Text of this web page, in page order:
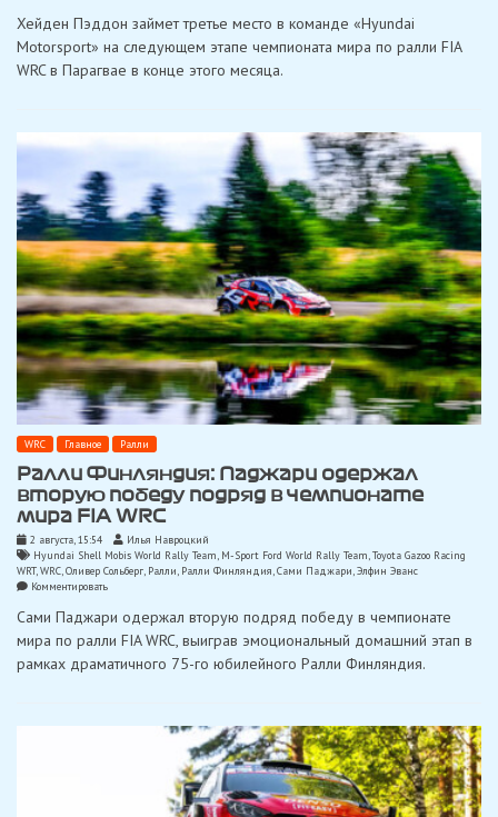
обеспечил
дополнительное
участие
с
Хейден Пэддон займет третье место в команде «Hyundai
Motorsport» на следующем этапе чемпионата мира по ралли FIA
WRC в Парагвае в конце этого месяца.
WRC Главное Ралли
Ралли Финляндия: Паджари одержал
вторую победу подряд в чемпионате
мира FIA WRC
2 августа, 15:54
Илья Навроцкий
Hyundai Shell Mobis World Rally Team, M-Sport Ford World Rally Team,Toyota Gazoo Racing
WRT,WRC,Оливер Сольберг, Ралли, Ралли Финляндия,Сами Паджари,Элфин Эванс
Комментироватьon
Финляндия:
Паджари
одержал
вторую
чемпионате
Сами Паджари одержал вторую подряд победу в чемпионате
мира по ралли FIA WRC, выиграв эмоциональный домашний этап в
рамках драматичного 75-го юбилейного Ралли Финляндия.